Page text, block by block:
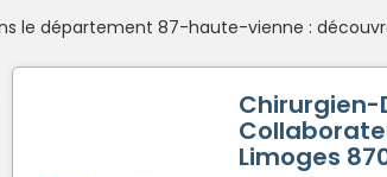
le département 87-haute-vienne :
Chirurgien-
Limoges